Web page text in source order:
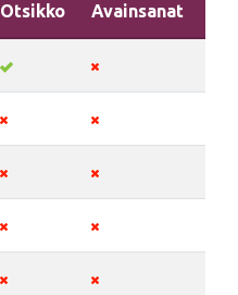
Otsikko Avainsanat